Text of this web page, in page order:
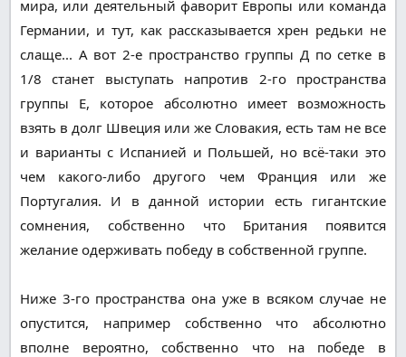
мира, или деятельный фаворит Европы или команда
Германии, и тут, как рассказывается хрен редьки не
слаще... А вот 2-е пространство группы Д по сетке в
1/8 станет выступать напротив 2-го пространства
группы Е, которое абсолютно имеет возможность
взять в долг Швеция или же Словакия, есть там не все
и варианты с Испанией и Польшей, но всё-таки это
чем какого-либо другого чем Франция или же
Португалия. И в данной истории есть гигантские
сомнения, собственно что Британия появится
желание одерживать победу в собственной группе.
Ниже 3-го пространства она уже в всяком случае не
опустится, например собственно что абсолютно
вполне вероятно, собственно что на победе в